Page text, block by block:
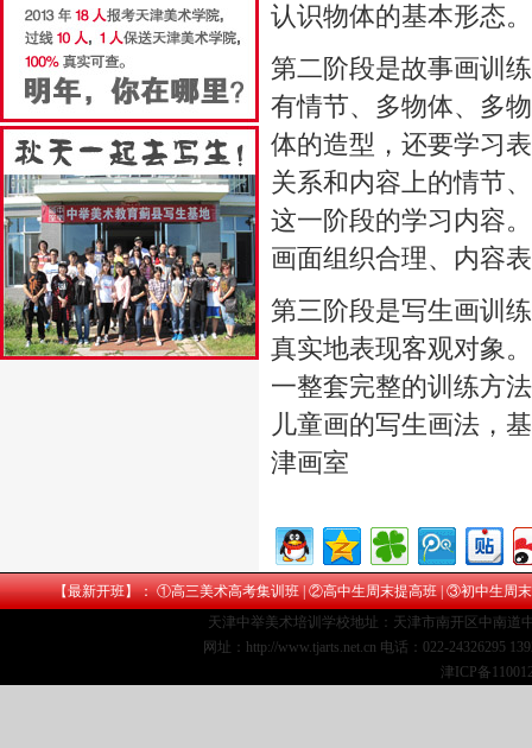
认识物体的基本形态。
第二阶段是故事画训
有情节、多物体、多
体的造型，还要学习
关系和内容上的情节
这一阶段的学习内容
画面组织合理、内容
第三阶段是写生画训
真实地表现客观对象
一整套完整的训练方
儿童画的写生画法，
津画室
【最新开班】： ①高三美术高考集训班| ②高中生周末提高班| ③初中生周
天津中举美术培训学校地址：天津市南开区中南道
网址：http://www.tjarts.net.cn 电话：022-24326295
津ICP备